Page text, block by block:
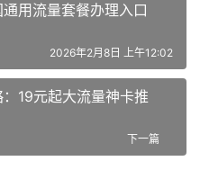
用流量套餐办理入口
2026年2月8日 上午12:02
19元起大流量神卡推
下一篇